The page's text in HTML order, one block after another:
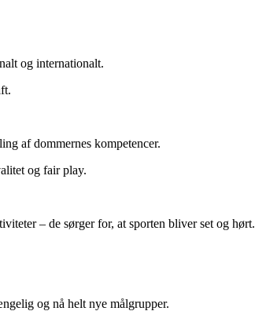
og internationalt.
af dommernes kompetencer.
og fair play.
– de sørger for, at sporten bliver set og hørt.
og nå helt nye målgrupper.